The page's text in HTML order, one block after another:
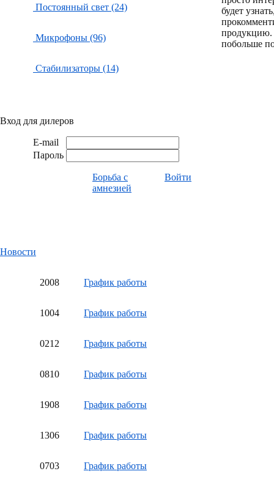
Постоянный свет (24)
Микрофоны (96)
Стабилизаторы (14)
Вход для дилеров
E-mail
Пароль
Борьба с
амнезией
Войти
Новости
2008 График работы
1004 График работы
0212 График работы
0810 График работы
1908 График работы
1306 График работы
0703 График работы
будет
продукцию.
побольше